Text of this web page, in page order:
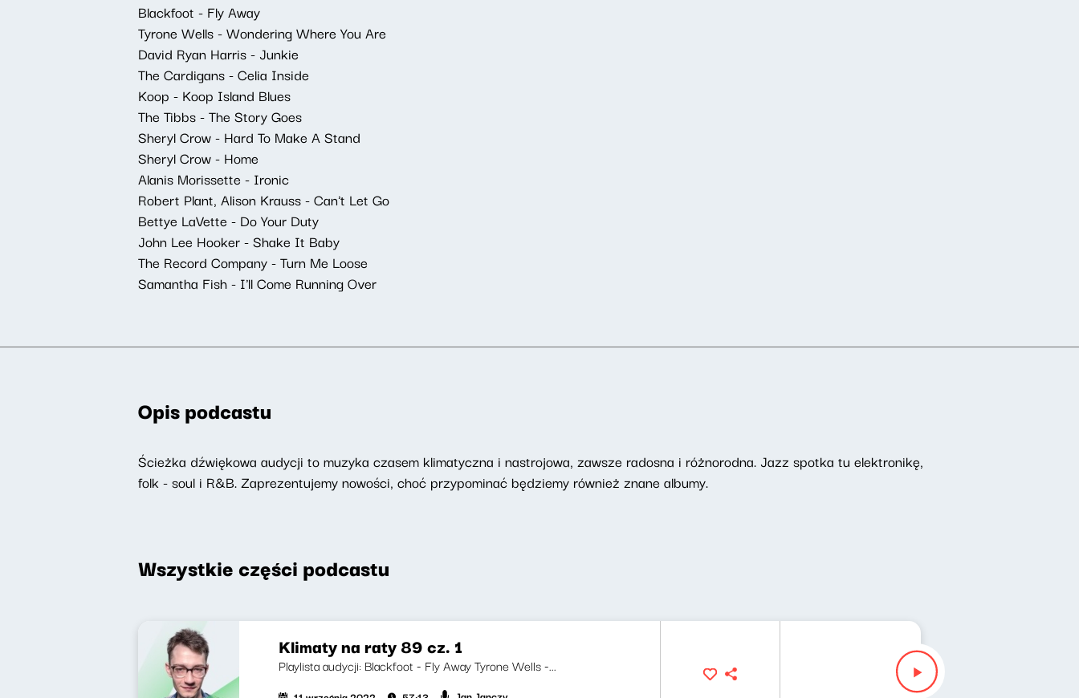
Blackfoot - Fly Away
Tyrone Wells - Wondering Where You Are
David Ryan Harris - Junkie
The Cardigans - Celia Inside
Koop - Koop Island Blues
The Tibbs - The Story Goes
Sheryl Crow - Hard To Make A Stand
Sheryl Crow - Home
Alanis Morissette - Ironic
Robert Plant, Alison Krauss - Can't Let Go
Bettye LaVette - Do Your Duty
John Lee Hooker - Shake It Baby
The Record Company - Turn Me Loose
Samantha Fish - I'll Come Running Over
Opis podcastu
Ścieżka dźwiękowa audycji to muzyka czasem klimatyczna i nastrojowa, zawsze radosna i różnorodna. Jazz spotka tu elektronikę,
folk - soul i R&B. Zaprezentujemy nowości, choć przypominać będziemy również znane albumy.
Wszystkie części podcastu
Klimaty na raty 89 cz. 1
Playlista audycji: Blackfoot - Fly Away Tyrone Wells -...